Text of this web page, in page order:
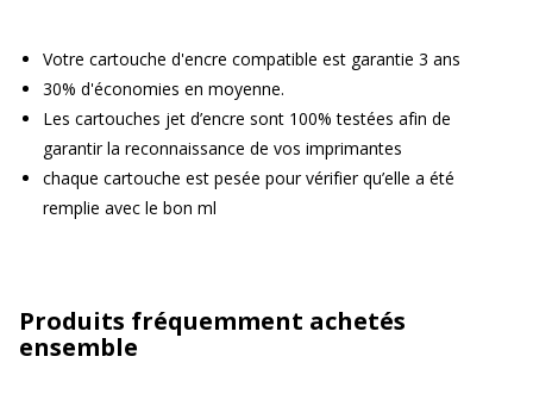
Votre cartouche d'encre compatible est garantie 3 ans
30% d'économies en moyenne.
Les cartouches jet d’encre sont 100% testées afin de
garantir la reconnaissance de vos imprimantes
chaque cartouche est pesée pour vérifier qu’elle a été
remplie avec le bon ml
Produits fréquemment achetés
ensemble